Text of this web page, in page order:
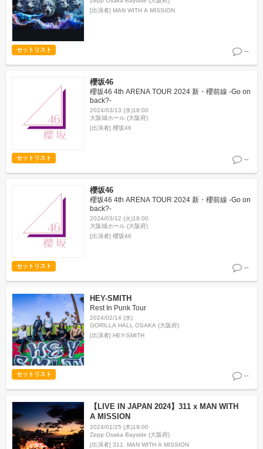
[出演者] MAN WITH A MISSION
セットリスト --
櫻坂46
櫻坂46 4th ARENA TOUR 2024 新・櫻前線 -Go on
back?-
2024/03/13 (水)18:00
大阪城ホール (大阪府)
[出演者] 櫻坂46
セットリスト --
櫻坂46
櫻坂46 4th ARENA TOUR 2024 新・櫻前線 -Go on
back?-
2024/03/12 (火)18:00
大阪城ホール (大阪府)
[出演者] 櫻坂46
セットリスト --
HEY-SMITH
Rest In Punk Tour
2024/02/14 (水)
GORILLA HALL OSAKA (大阪府)
[出演者] HEY-SMITH
セットリスト --
【LIVE IN JAPAN 2024】311 x MAN WITH
A MISSION
2024/01/25 (木)19:00
Zepp Osaka Bayside (大阪府)
[出演者] 311, MAN WITH A MISSION